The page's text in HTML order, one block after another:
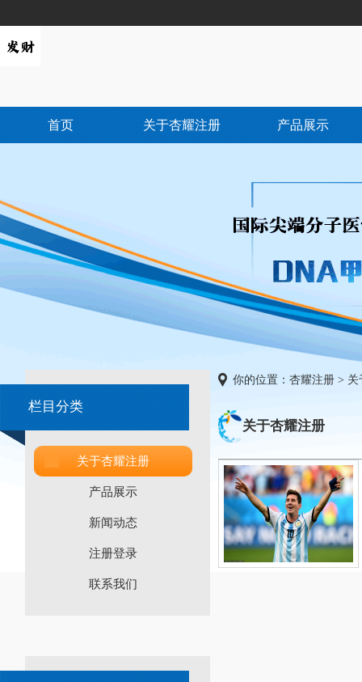
首页 关于杏耀注册 产品展示
栏目分类
关于杏耀注册
产品展示
新闻动态
注册登录
联系我们
你的位置： 杏耀注册 > 关
关于杏耀注册